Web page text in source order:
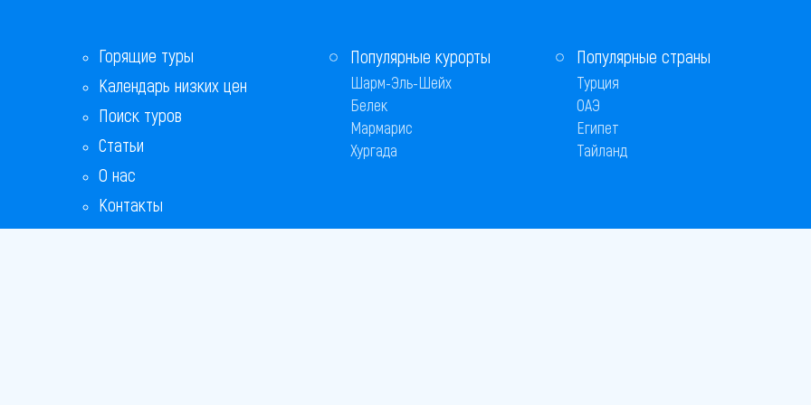
Горящие туры
Календарь низких цен
Поиск туров
Статьи
О нас
Контакты
Бонусная программа
Популярные курорты
Шарм-Эль-Шейх
Белек
Мармарис
Хургада
Популярные страны
Турция
ОАЭ
Египет
Тайланд